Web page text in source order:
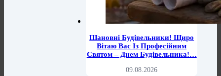
Шановні Будівельники! Щиро
Вітаю Вас Із Професійним
Святом – Днем Будівельника!…
09.08.2026